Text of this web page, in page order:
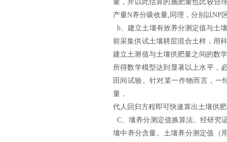
量，并以此估算的施肥量也比较合
产量N养分吸收量, 同理，分别以NP
b、建立土壤有效养分测定值与土
前采集供试土壤耕层混合土样，用
建立土测值与土壤供肥量之间的数
所得数学模型达到显著以上水平，
田间试验。针对某一作物而言，一
量，
代人回归方程即可快速算出土壤供
C、壤养分测定值换算法。经研究
壤中养分含量。土壤养分测定值（